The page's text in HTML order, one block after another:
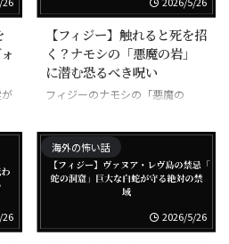
【フィジー】触れると死を招
く？ナモシの「悪魔の岩」
に潜む恐るべき呪い
フィジーのナモシの「悪魔の
る呪われた岩
海外の怖い話
2026/5/26